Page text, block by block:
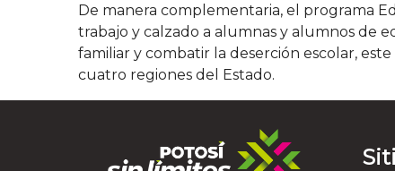
De manera complementaria, el programa
trabajo y calzado a alumnas y alumnos de
familiar y combatir la deserción escolar,
cuatro regiones del Estado.